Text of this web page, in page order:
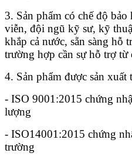
3. Sản phẩm có chế độ
viễn, đội ngũ kỹ sư, kỹ
khắp cả nước, sẵn sàng hỗ
trường hợp cần sự hỗ trợ từ
4. Sản phẩm được sản xuất
- ISO 9001:2015 chứng
lượng
- ISO14001:2015 chứng
trường